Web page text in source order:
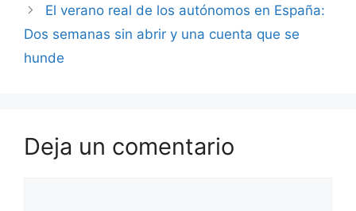
El verano real de los autónomos en España:
Dos semanas sin abrir y una cuenta que se
hunde
Deja un comentario